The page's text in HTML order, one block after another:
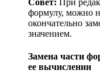
Совет: При
формулу, можно
окончательно
значением.
Замена части
ее вычислении